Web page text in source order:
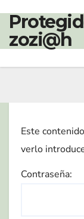
zozi@h
Este
verlo
Contraseña: